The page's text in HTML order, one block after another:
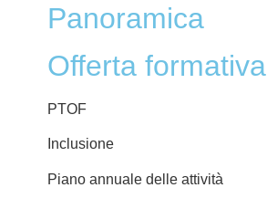
Panoramica
Offerta formativa
PTOF
Inclusione
Piano annuale delle attività